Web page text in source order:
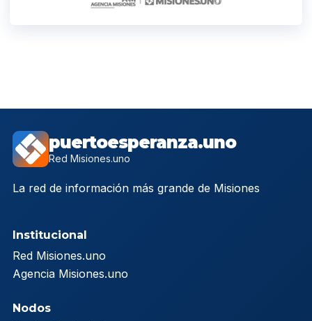
puertoesperanza.uno
Red Misiones.uno
La red de información más grande de Misiones
Institucional
Red Misiones.uno
Agencia Misiones.uno
Nodos